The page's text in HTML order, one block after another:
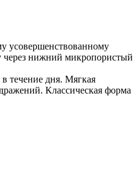
усовершенствованному
через нижний микропористый
течение дня. Мягкая
Классическая форма